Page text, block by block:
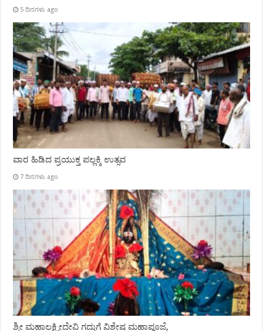
5 ದಿನಗಳು ago
ವಾರ ಹಿಡಿದ ಪ್ರಯುಕ್ತ ಪಲ್ಲಕ್ಕಿ ಉತ್ಸವ
7 ದಿನಗಳು ago
ಶ್ರೀ ಮಹಾಲಕ್ಷ್ಮೀದೇವಿ ಗದ್ಗುಗೆ ವಿಶೇಷ ಮಹಾಪೂಜೆ,